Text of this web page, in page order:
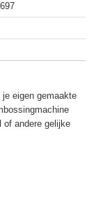
eigen gemaakte
of andere gelijke